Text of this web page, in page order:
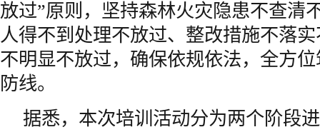
放过”原则，坚持森林火灾隐患不查清
人得不到处理不放过、整改措施不落
不明显不放过，确保依规依法，全方
防线。
据悉，本次培训活动分为两个阶段